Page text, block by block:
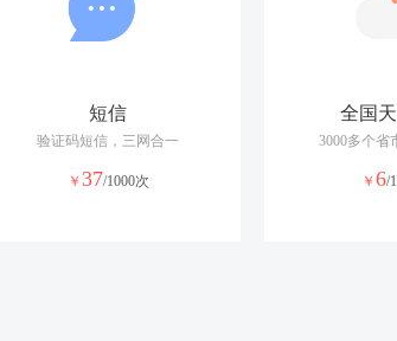
短信
验证码短信，三网合一
￥ 37/1000次
全国
3000多个省
￥ 6/